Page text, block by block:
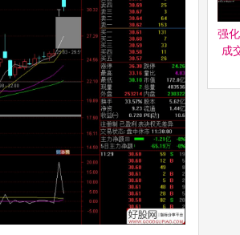
强
成